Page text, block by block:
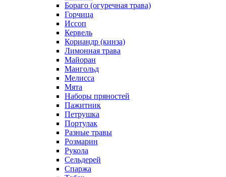
Бораго (огуречная трава)
Горчица
Иссоп
Кервель
Кориандр (кинза)
Лимонная трава
Майоран
Мангольд
Мелисса
Мята
Наборы пряностей
Пажитник
Петрушка
Портулак
Разные травы
Розмарин
Рукола
Сельдерей
Спаржа